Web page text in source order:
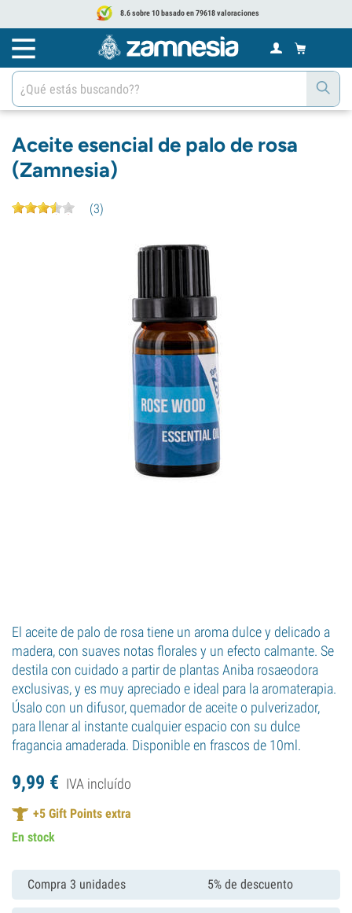
8.6 sobre 10 basado en 79618 valoraciones
Aceite esencial de palo de rosa
(Zamnesia)
(3)
El aceite de palo de rosa tiene un aroma dulce y delicado a
madera, con suaves notas florales y un efecto calmante. Se
destila con cuidado a partir de plantas Aniba rosaeodora
exclusivas, y es muy apreciado e ideal para la aromaterapia.
Úsalo con un difusor, quemador de aceite o pulverizador,
para llenar al instante cualquier espacio con su dulce
fragancia amaderada. Disponible en frascos de 10ml.
9,99 € IVA incluído
+5 Gift Points extra
En stock
Compra 3 unidades 5% de descuento